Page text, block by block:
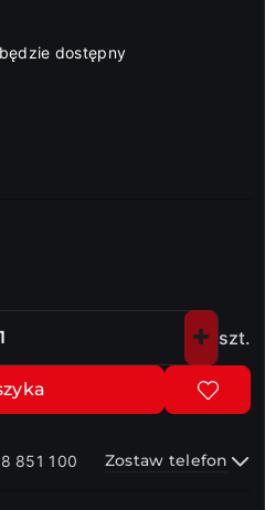
dostępny
Ilość szt.
851 100 Zostaw telefon